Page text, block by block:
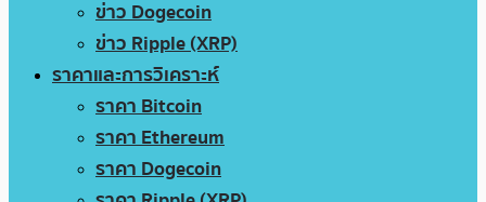
ข่าว Dogecoin
ข่าว Ripple (XRP)
ราคาและการวิเคราะห์
ราคา Bitcoin
ราคา Ethereum
ราคา Dogecoin